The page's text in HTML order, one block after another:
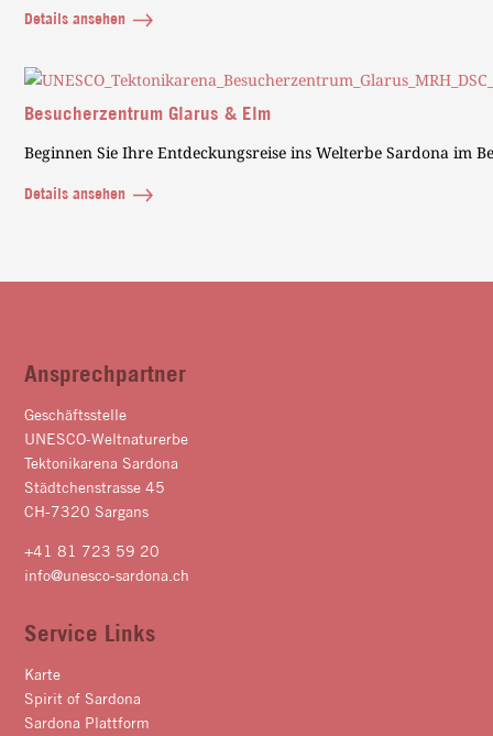
Details ansehen
Besucherzentrum Glarus & Elm
Beginnen Sie Ihre Entdeckungsreise ins Welterbe Sardona im
Details ansehen
Ansprechpartner
Geschäftsstelle
UNESCO-Weltnaturerbe
Tektonikarena Sardona
Städtchenstrasse 45
CH-7320 Sargans
+41 81 723 59 20
info@unesco-sardona.ch
Service Links
Karte
Spirit of Sardona
Sardona Plattform